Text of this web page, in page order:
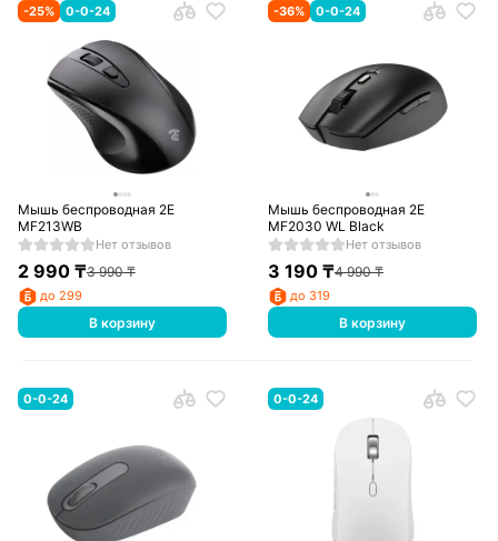
-25% 0-0-24
Мышь беспроводная 2E
MF213WB
Нет отзывов
2 990₸3 990₸
до 299
В корзину
-36% 0-0-24
Мышь беспроводная 2Е
MF2030 WL Black
Нет отзывов
3 190 ₸4 990₸
до 319
В корзину
0-0-24 0-0-24